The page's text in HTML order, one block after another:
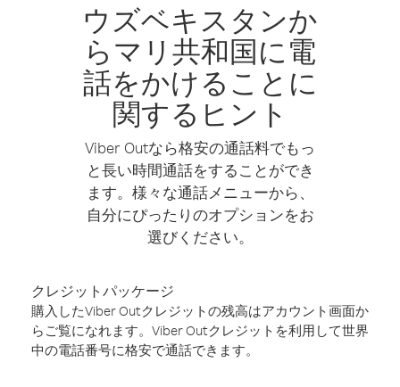
ウズベキスタンか
らマリ共和国に電
話をかけることに
関するヒント
Viber Outなら格安の通話料でもっ
と長い時間通話をすることができ
ます。様々な通話メニューから、
自分にぴったりのオプションをお
選びください。
クレジットパッケージ
購入したViber Outクレジットの残高はアカウント画面か
らご覧になれます。Viber Outクレジットを利用して世界
中の電話番号に格安で通話できます。